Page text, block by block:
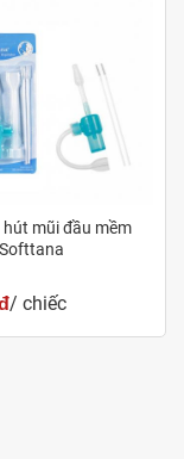
mũi dễ dàng và
tiếp.
hút mũi đầu mềm
/ chiếc